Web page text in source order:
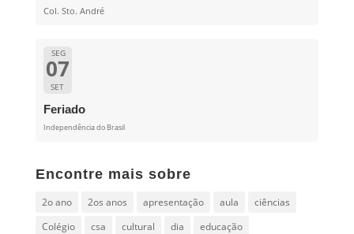
Col. Sto. André
SEG
07
SET
Feriado
Independência do Brasil
Encontre mais sobre
2o ano 2os anos apresentação aula
ciências
Colégio
csa cultural dia
educação